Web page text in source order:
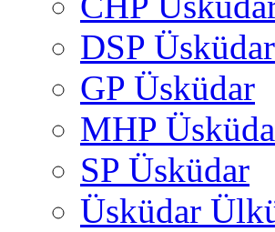
DSP Üsküdar
GP Üsküdar
MHP
SP Üsküdar
Üsküdar